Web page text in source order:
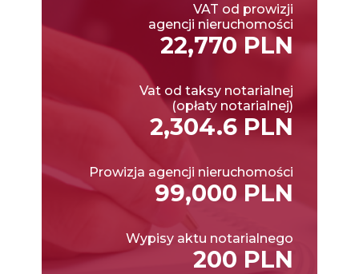
VAT od prowizji
agencji nieruchomości
22,770 PLN
Vat od taksy notarialnej
(opłaty notarialnej)
2,304.6 PLN
Prowizja agencji nieruchomości
99,000 PLN
Wypisy aktu notarialnego
200 PLN